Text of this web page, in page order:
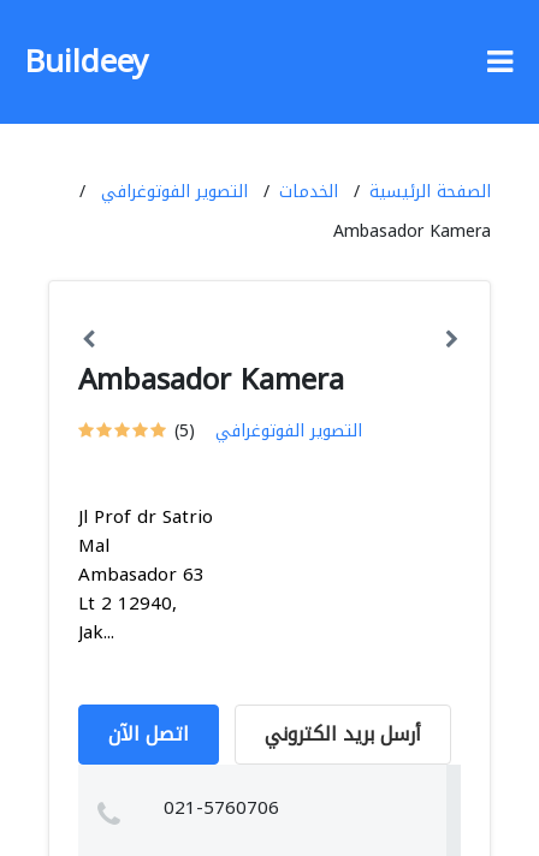
Buildeey
الصفحة الرئيسية الخدمات
التصوير الفوتوغرافي
Ambasador Kamera
Ambasador Kamera
(5) التصوير الفوتوغرافي
Jl Prof dr Satrio
Mal
Ambasador 63
Lt 2 12940,
Jak...
اتصل الآن أرسل بريد الكتروني
021-5760706